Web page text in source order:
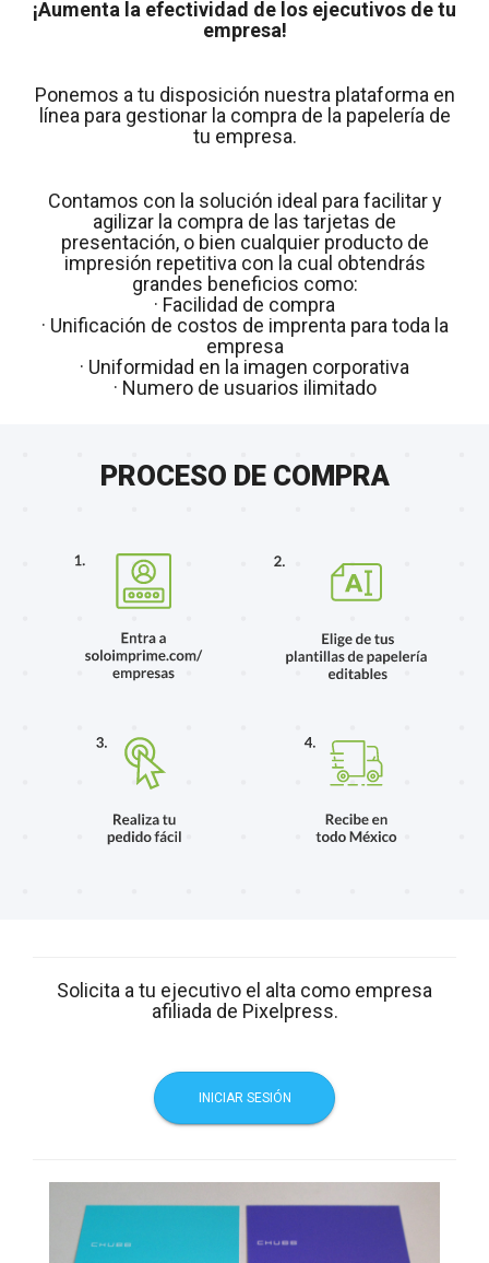
¡Aumenta la efectividad de los ejecutivos de tu
empresa!
Ponemos a tu disposición nuestra plataforma en
línea para gestionar la compra de la papelería de
tu empresa.
Contamos con la solución ideal para facilitar y
agilizar la compra de las tarjetas de
presentación, o bien cualquier producto de
impresión repetitiva con la cual obtendrás
grandes beneficios como:
· Facilidad de compra
· Unificación de costos de imprenta para toda la
empresa
· Uniformidad en la imagen corporativa
· Numero de usuarios ilimitado
PROCESO DE COMPRA
Solicita a tu ejecutivo el alta como empresa
afiliada de Pixelpress.
INICIAR SESIÓN